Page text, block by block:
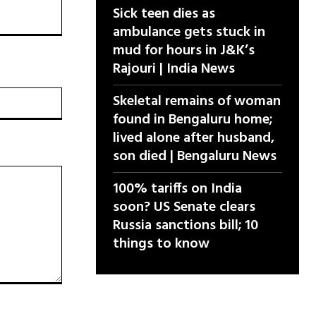
Sick teen dies as
ambulance gets stuck in
mud for hours in J&K’s
Rajouri | India News
Skeletal remains of woman
found in Bengaluru home;
lived alone after husband,
son died | Bengaluru News
100% tariffs on India
soon? US Senate clears
Russia sanctions bill; 10
things to know